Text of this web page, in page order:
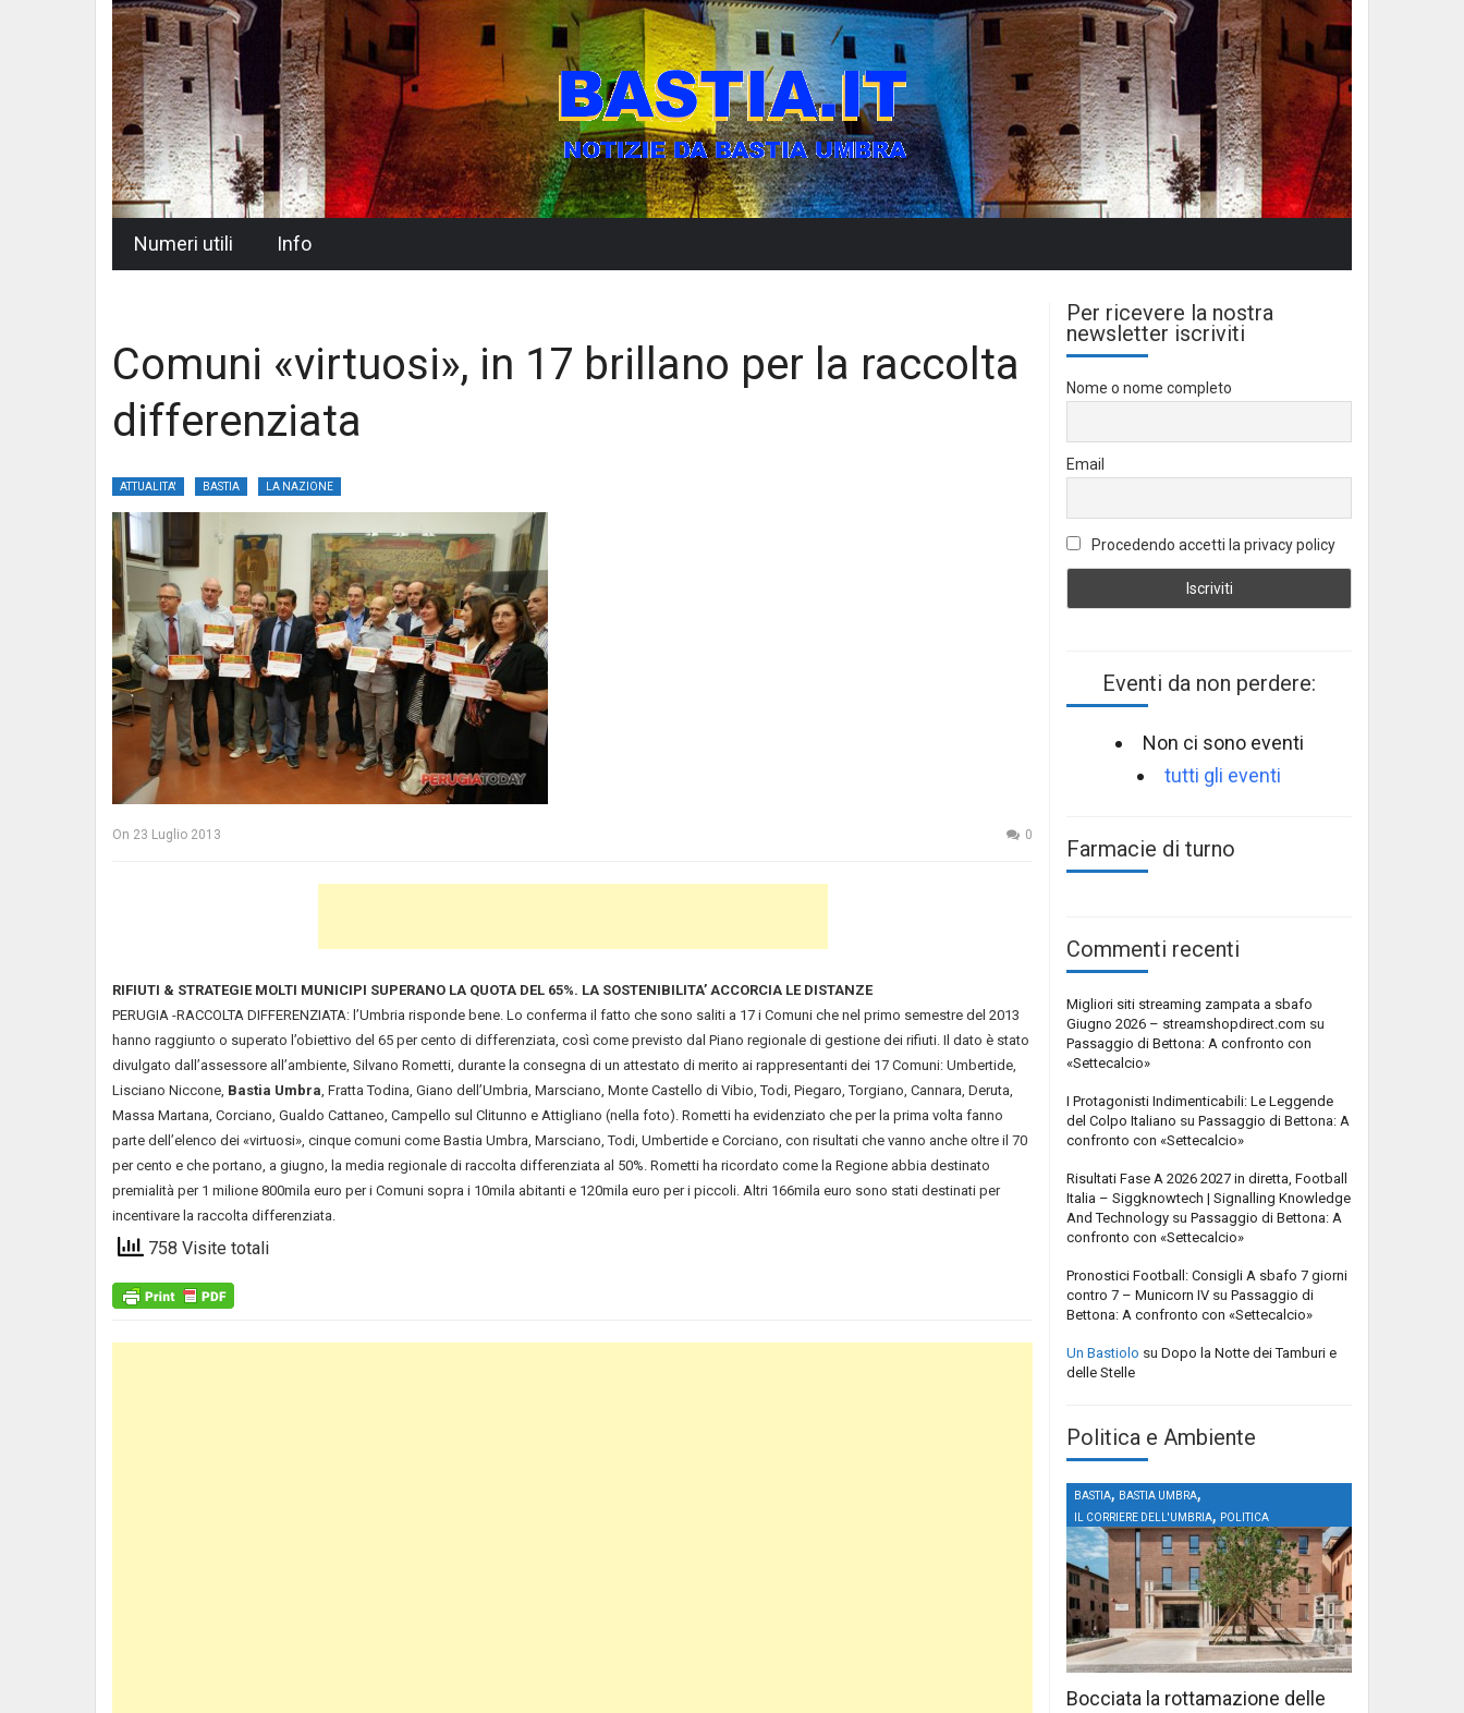
Numeri utili Info
Comuni «virtuosi», in 17 brillano per la raccolta
differenziata
ATTUALITA' BASTIA LA NAZIONE
On 23 Luglio 2013 0
RIFIUTI & STRATEGIE MOLTI MUNICIPI SUPERANO LA QUOTA DEL 65%. LA SOSTENIBILITA’ ACCORCIA LE DISTANZE
PERUGIA -RACCOLTA DIFFERENZIATA: l’Umbria risponde bene. Lo conferma il fatto che sono saliti a 17 i Comuni che nel primo semestre del 2013
hanno raggiunto o superato l’obiettivo del 65 per cento di differenziata, così come previsto dal Piano regionale di gestione dei rifiuti. Il dato è stato
divulgato dall’assessore all’ambiente, Silvano Rometti, durante la consegna di un attestato di merito ai rappresentanti dei 17 Comuni: Umbertide,
Lisciano Niccone, Bastia Umbra, Fratta Todina, Giano dell’Umbria, Marsciano, Monte Castello di Vibio, Todi, Piegaro, Torgiano, Cannara, Deruta,
Massa Martana, Corciano, Gualdo Cattaneo, Campello sul Clitunno e Attigliano (nella foto). Rometti ha evidenziato che per la prima volta fanno
parte dell’elenco dei «virtuosi», cinque comuni come Bastia Umbra, Marsciano, Todi, Umbertide e Corciano, con risultati che vanno anche oltre il 70
per cento e che portano, a giugno, la media regionale di raccolta differenziata al 50%. Rometti ha ricordato come la Regione abbia destinato
premialità per 1 milione 800mila euro per i Comuni sopra i 10mila abitanti e 120mila euro per i piccoli. Altri 166mila euro sono stati destinati per
incentivare la raccolta differenziata.
758 Visite totali
Per ricevere la nostra
newsletter iscriviti
Nome o nome completo
Email
Procedendo accetti la privacy policy
Eventi da non perdere:
Non ci sono eventi
tutti gli eventi
Farmacie di turno
Commenti recenti
Migliori siti streaming zampata a sbafo
Giugno 2026 – streamshopdirect.com su
Passaggio di Bettona: A confronto con
«Settecalcio»
I Protagonisti Indimenticabili: Le Leggende
del Colpo Italiano su Passaggio di Bettona: A
confronto con «Settecalcio»
Risultati Fase A 2026 2027 in diretta, Football
Italia – Siggknowtech | Signalling Knowledge
And Technology su Passaggio di Bettona: A
confronto con «Settecalcio»
Pronostici Football: Consigli A sbafo 7 giorni
contro 7 – Municorn IV su Passaggio di
Bettona: A confronto con «Settecalcio»
Un Bastiolo su Dopo la Notte dei Tamburi e
delle Stelle
Politica e Ambiente
BASTIA, BASTIA UMBRA,
IL CORRIERE DELL'UMBRIA, POLITICA
Bocciata la rottamazione delle